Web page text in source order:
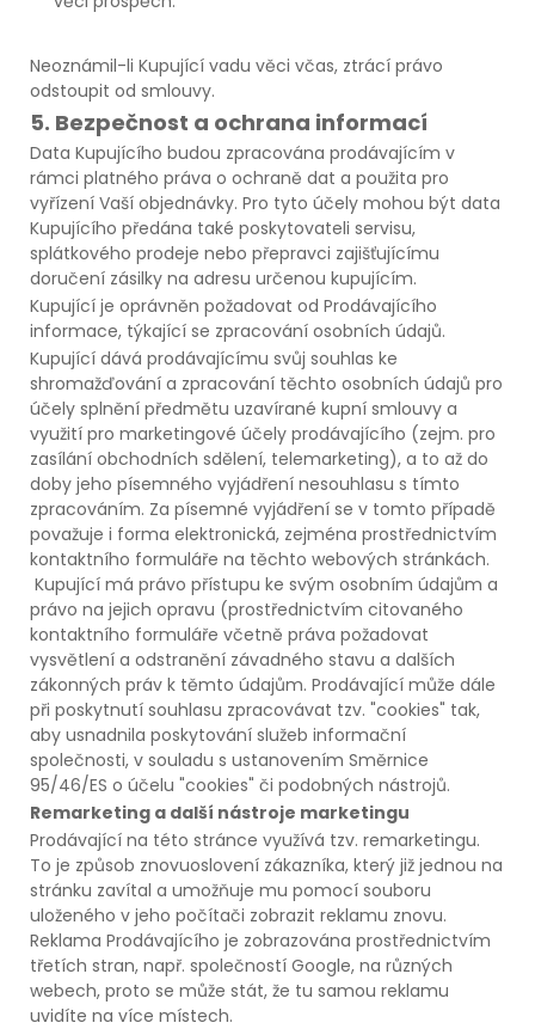
Neoznámil-li Kupující vadu věci včas, ztrácí právo
odstoupit od smlouvy.
5. Bezpečnost a ochrana informací
Data Kupujícího budou zpracována prodávajícím v
rámci platného práva o ochraně dat a použita pro
vyřízení Vaší objednávky. Pro tyto účely mohou být data
Kupujícího předána také poskytovateli servisu,
splátkového prodeje nebo přepravci zajišťujícímu
doručení zásilky na adresu určenou kupujícím.
Kupující je oprávněn požadovat od Prodávajícího
informace, týkající se zpracování osobních údajů.
Kupující dává prodávajícímu svůj souhlas ke
shromažďování a zpracování těchto osobních údajů pro
účely splnění předmětu uzavírané kupní smlouvy a
využití pro marketingové účely prodávajícího (zejm. pro
zasílání obchodních sdělení, telemarketing), a to až do
doby jeho písemného vyjádření nesouhlasu s tímto
zpracováním. Za písemné vyjádření se v tomto případě
považuje i forma elektronická, zejména prostřednictvím
kontaktního formuláře na těchto webových stránkách.
Kupující má právo přístupu ke svým osobním údajům a
právo na jejich opravu (prostřednictvím citovaného
kontaktního formuláře včetně práva požadovat
vysvětlení a odstranění závadného stavu a dalších
zákonných práv k těmto údajům. Prodávající může dále
při poskytnutí souhlasu zpracovávat tzv. "cookies" tak,
aby usnadnila poskytování služeb informační
společnosti, v souladu s ustanovením Směrnice
95/46/ES o účelu "cookies" či podobných nástrojů.
Remarketing a další nástroje marketingu
Prodávající na této stránce využívá tzv. remarketingu.
To je způsob znovuoslovení zákazníka, který již jednou na
stránku zavítal a umožňuje mu pomocí souboru
uloženého v jeho počítači zobrazit reklamu znovu.
Reklama Prodávajícího je zobrazována prostřednictvím
třetích stran, např. společností Google, na různých
webech, proto se může stát, že tu samou reklamu
uvidíte na více místech.